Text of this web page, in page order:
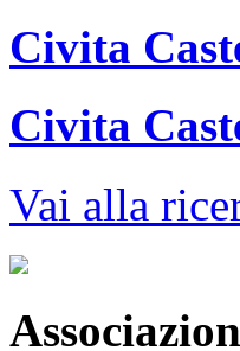
Civita
Civita
Vai alla